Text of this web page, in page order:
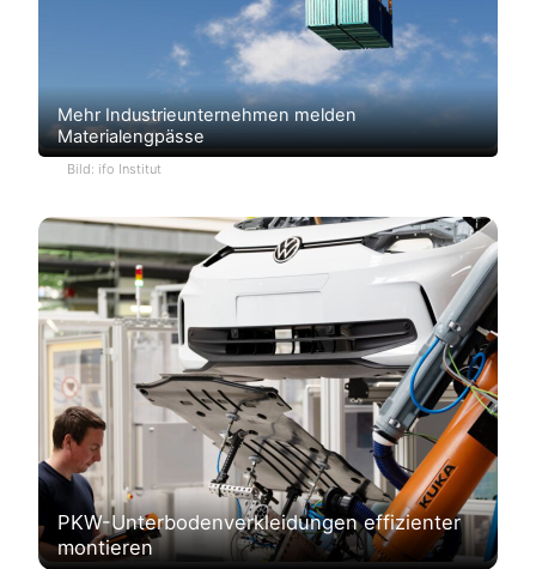
Mehr Industrieunternehmen melden
Materialengpässe
Bild: ifo Institut
PKW-Unterbodenverkleidungen effizienter
montieren